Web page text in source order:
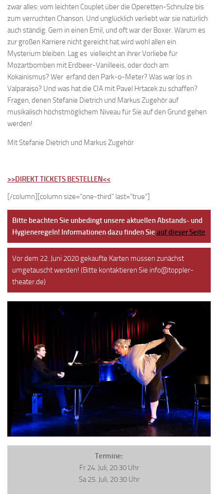
zwar alles: vom leichten Couplet über die Operetten-Schnulze bis
zum verruchten Chanson. Und unglücklich verliebt war sie natürlich
auch ständig. Gern in einen Emil, und oft war der Boxer. Warum es
zur großen Karriere nicht gereicht hat wird wohl allen ein
Mysterium bleiben. Lag es vielleicht an ihrer Vorliebe für
Mozartbomben mit Erdbeer-Vanilleeis, oder doch am
Kokainismus? Wer erfand den Park-o-Meter? Was war los in
Valparaiso? Und was hat die CIA mit Pavel Hrtacek zu schaffen?
Fragen, denen Stefanie Dietrich und Markus Zugehör auf
musikalisch höchstmöglichem Niveau für Sie auf den Grund gehen
werden!
Mit Stefanie Dietrich und Markus Zugehör
>>DIREKT TICKETS BESTELLEN<<
[/column][column size=“one-third“ last=“true“]
Bitte beachten Sie unbedingt unsere aktuellen Abstands- und
Hygieneregeln! Informationen dazu finden Sie auf dieser Seite
Vor dem 22. Juni 2020 gekaufte Karten müssen zunächst
umgetauscht werden! (Bitte kontaktieren Sie info@toppler-
theater.de)
Termine:
Fr 24. Juli, 20:30 Uhr
Sa 25. Juli, 20:30 Uhr